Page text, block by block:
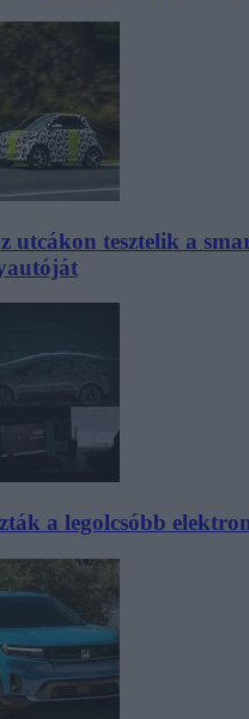
utcákon tesztelik a
a legolcsóbb